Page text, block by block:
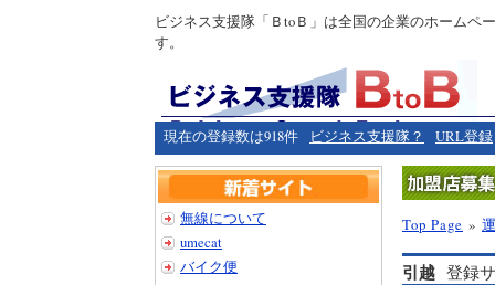
ビジネス支援隊「ＢtoＢ」は全国の企業のホームペ
す。
現在の登録数は918件 ビジネス支援隊？ URL登録
Top Page »
引越 登録
無線について
umecat
バイク便